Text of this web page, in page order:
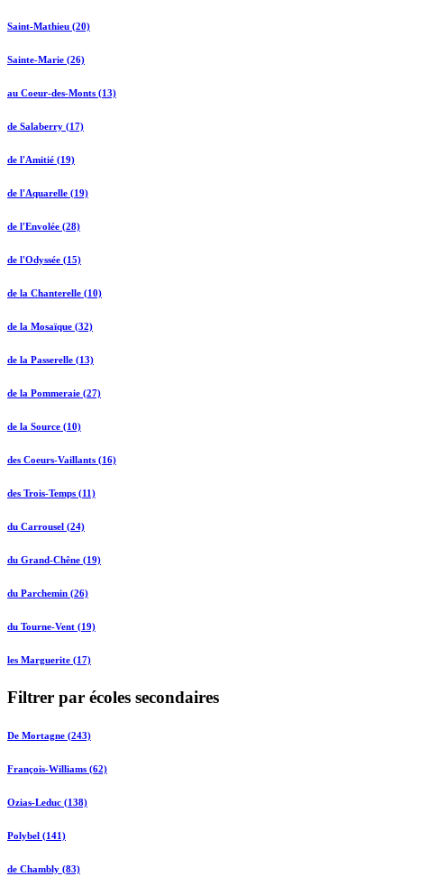
Saint-Mathieu (20)
Sainte-Marie (26)
au Coeur-des-Monts (13)
de Salaberry (17)
de l'Amitié (19)
de l'Aquarelle (19)
de l'Envolée (28)
de l'Odyssée (15)
de la Chanterelle (10)
de la Mosaïque (32)
de la Passerelle (13)
de la Pommeraie (27)
de la Source (10)
des Coeurs-Vaillants (16)
des Trois-Temps (11)
du Carrousel (24)
du Grand-Chêne (19)
du Parchemin (26)
du Tourne-Vent (19)
les Marguerite (17)
Filtrer par écoles secondaires
De Mortagne (243)
François-Williams (62)
Ozias-Leduc (138)
Polybel (141)
de Chambly (83)